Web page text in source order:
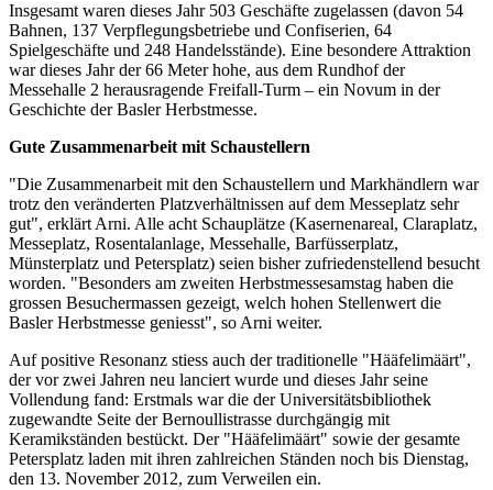
Insgesamt waren dieses Jahr 503 Geschäfte zugelassen (davon 54
Bahnen, 137 Verpflegungsbetriebe und Confiserien, 64
Spielgeschäfte und 248 Handelsstände). Eine besondere Attraktion
war dieses Jahr der 66 Meter hohe, aus dem Rundhof der
Messehalle 2 herausragende Freifall-Turm – ein Novum in der
Geschichte der Basler Herbstmesse.
Gute Zusammenarbeit mit Schaustellern
"Die Zusammenarbeit mit den Schaustellern und Markhändlern war
trotz den veränderten Platzverhältnissen auf dem Messeplatz sehr
gut", erklärt Arni. Alle acht Schauplätze (Kasernenareal, Claraplatz,
Messeplatz, Rosentalanlage, Messehalle, Barfüsserplatz,
Münsterplatz und Petersplatz) seien bisher zufriedenstellend besucht
worden. "Besonders am zweiten Herbstmessesamstag haben die
grossen Besuchermassen gezeigt, welch hohen Stellenwert die
Basler Herbstmesse geniesst", so Arni weiter.
Auf positive Resonanz stiess auch der traditionelle "Hääfelimäärt",
der vor zwei Jahren neu lanciert wurde und dieses Jahr seine
Vollendung fand: Erstmals war die der Universitätsbibliothek
zugewandte Seite der Bernoullistrasse durchgängig mit
Keramikständen bestückt. Der "Hääfelimäärt" sowie der gesamte
Petersplatz laden mit ihren zahlreichen Ständen noch bis Dienstag,
den 13. November 2012, zum Verweilen ein.